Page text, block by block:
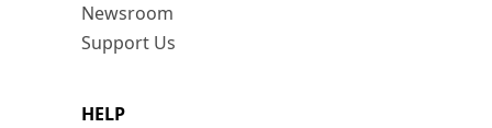
Newsroom
Support Us
HELP